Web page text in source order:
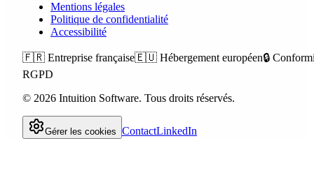
Mentions légales
Politique de confidentialité
Accessibilité
🇫🇷 Entreprise française🇪🇺 Hébergement européen🔒
RGPD
© 2026 Intuition Software. Tous droits réservés.
Gérer les cookies ContactLinkedIn